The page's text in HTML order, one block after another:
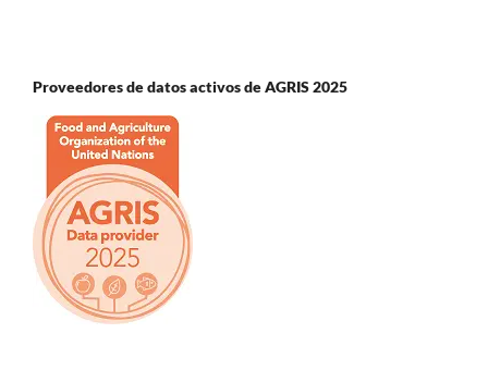
Proveedores de datos activos de AGRIS 2025